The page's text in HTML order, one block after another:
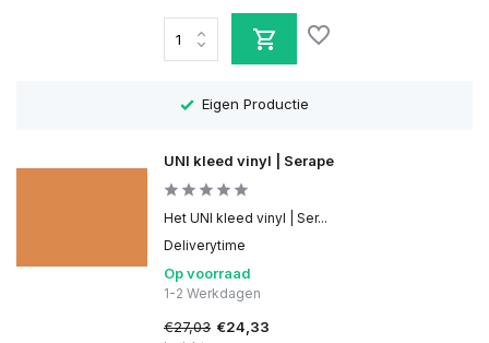
Eigen Productie
UNI kleed vinyl | Serape
Het UNI kleed vinyl | Ser...
Deliverytime
Op voorraad
1-2 Werkdagen
€27,03 €24,33